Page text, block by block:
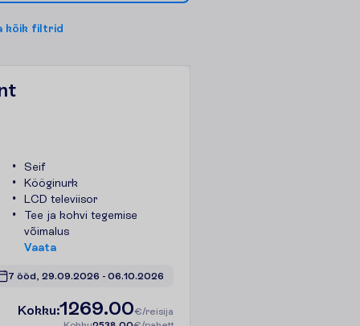
kõik filtrid
Seif
Kööginurk
LCD televiisor
Tee ja kohvi tegemise
võimalus
Vaata
7 ööd, 29.09.2026 - 06.10.2026
Kokku:1269.00€/reisija